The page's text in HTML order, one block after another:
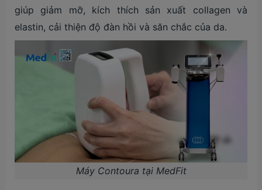
giúp giảm mỡ, kích thích sản xuất collagen và
elastin, cải thiện độ đàn hồi và săn chắc của da.
Máy Contoura tại MedFit